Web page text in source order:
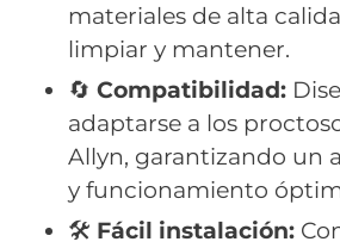
materiales de alta
limpiar y mantener.
🔄 Compatibilidad:
adaptarse a los
Allyn, garantizando un
y funcionamiento
🛠️ Fácil instalación: